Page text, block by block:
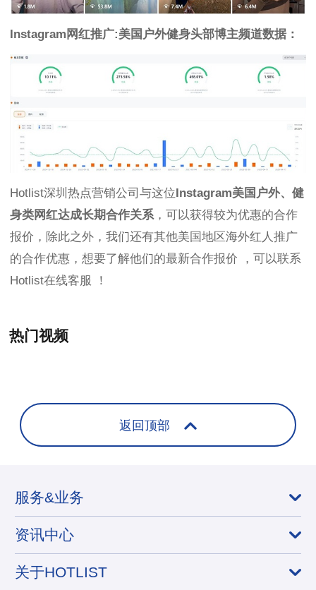
Instagram网红推广:美国户外健身头部博主频道数据：
Hotlist深圳热点营销公司与这位 Instagram美国户外、健
身类网红达成长期合作关系，可以获得较为优惠的合作
报价，除此之外，我们还有其他美国地区海外红人推广
的合作优惠，想要了解他们的最新合作报价 ，可以联系
Hotlist在线客服 ！
热门视频
返回顶部
服务&业务
资讯中心
关于HOTLIST